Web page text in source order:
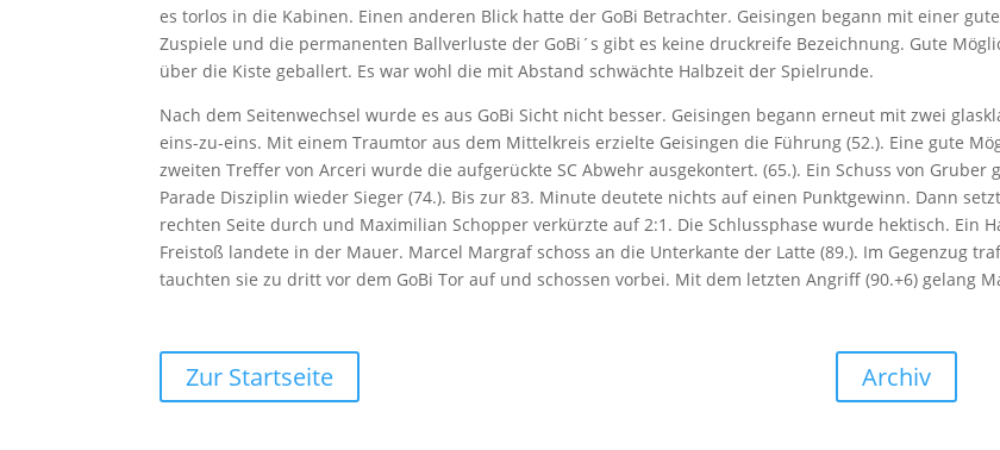
es torlos in die Kabinen. Einen anderen Blick hatte der GoBi Betrachter. Geisingen begann mit einer
Zuspiele und die permanenten Ballverluste der GoBi´s gibt es keine druckreife Bezeichnung. Gute
über die Kiste geballert. Es war wohl die mit Abstand schwächte Halbzeit der Spielrunde.
Nach dem Seitenwechsel wurde es aus GoBi Sicht nicht besser. Geisingen begann erneut mit zwei
eins-zu-eins. Mit einem Traumtor aus dem Mittelkreis erzielte Geisingen die Führung (52.). Eine gute
zweiten Treffer von Arceri wurde die aufgerückte SC Abwehr ausgekontert. (65.). Ein Schuss von
Parade Disziplin wieder Sieger (74.). Bis zur 83. Minute deutete nichts auf einen Punktgewinn. Dann
rechten Seite durch und Maximilian Schopper verkürzte auf 2:1. Die Schlussphase wurde hektisch. Ein
Freistoß landete in der Mauer. Marcel Margraf schoss an die Unterkante der Latte (89.). Im Gegenzug
tauchten sie zu dritt vor dem GoBi Tor auf und schossen vorbei. Mit dem letzten Angriff (90.+6) gelang
Zur Startseite Archiv